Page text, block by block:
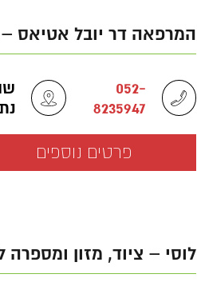
המרפאה דר יובל אטיאס –
052-
8235947
פרטים נוספים
לוסי – ציוד, מזון ומספרה